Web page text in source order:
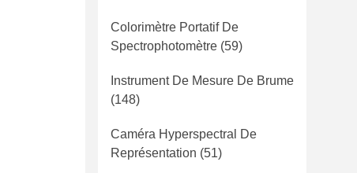
Colorimètre Portatif De
Spectrophotomètre (59)
Instrument De Mesure De Brume
(148)
Caméra Hyperspectral De
Représentation (51)